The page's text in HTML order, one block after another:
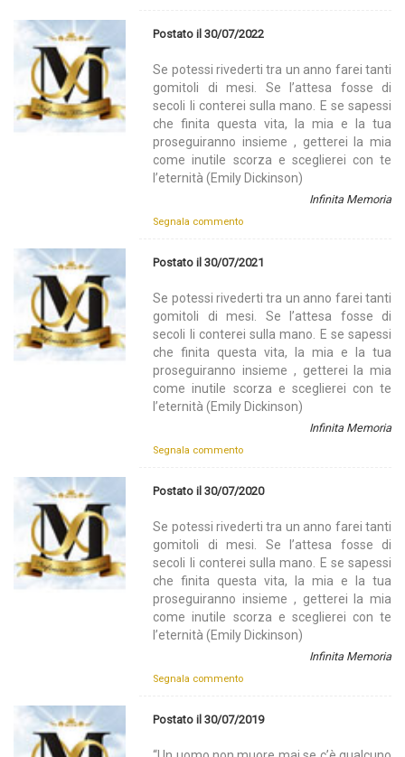
Postato il 30/07/2022
Se potessi rivederti tra un anno farei tanti
gomitoli di mesi. Se l’attesa fosse di
secoli li conterei sulla mano. E se sapessi
che finita questa vita, la mia e la tua
proseguiranno insieme , getterei la mia
come inutile scorza e sceglierei con te
l’eternità (Emily Dickinson)
Infinita Memoria
Segnala commento
Postato il 30/07/2021
Se potessi rivederti tra un anno farei tanti
gomitoli di mesi. Se l’attesa fosse di
secoli li conterei sulla mano. E se sapessi
che finita questa vita, la mia e la tua
proseguiranno insieme , getterei la mia
come inutile scorza e sceglierei con te
l’eternità (Emily Dickinson)
Infinita Memoria
Segnala commento
Postato il 30/07/2020
Se potessi rivederti tra un anno farei tanti
gomitoli di mesi. Se l’attesa fosse di
secoli li conterei sulla mano. E se sapessi
che finita questa vita, la mia e la tua
proseguiranno insieme , getterei la mia
come inutile scorza e sceglierei con te
l’eternità (Emily Dickinson)
Infinita Memoria
Segnala commento
Postato il 30/07/2019